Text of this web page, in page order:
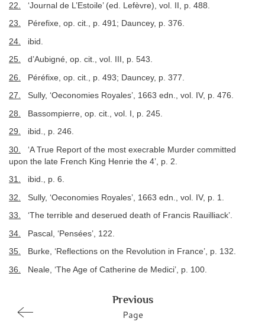
22. ‘Journal de L’Estoile’ (ed. Lefèvre), vol. II, p. 488.
23. Pérefixe, op. cit., p. 491; Dauncey, p. 376.
24. ibid.
25. d’Aubigné, op. cit., vol. III, p. 543.
26. Péréfixe, op. cit., p. 493; Dauncey, p. 377.
27. Sully, ‘Oeconomies Royales’, 1663 edn., vol. IV, p. 476.
28. Bassompierre, op. cit., vol. I, p. 245.
29. ibid., p. 246.
30.
‘A True Report of the most execrable Murder committed
upon the late French King Henrie the 4’, p. 2.
31. ibid., p. 6.
32. Sully, ‘Oeconomies Royales’, 1663 edn., vol. IV, p. 1.
33. ‘The terrible and deserued death of Francis Rauilliack’.
34. Pascal, ‘Pensées’, 122.
35. Burke, ‘Reflections on the Revolution in France’, p. 132.
36. Neale, ‘The Age of Catherine de Medici’, p. 100.
Previous
Page